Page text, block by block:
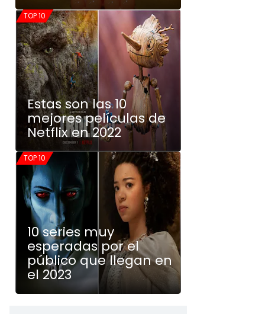
TOP 10
Estas son las 10
mejores películas de
Netflix en 2022
TOP 10
10 series muy
esperadas por el
público que llegan en
el 2023